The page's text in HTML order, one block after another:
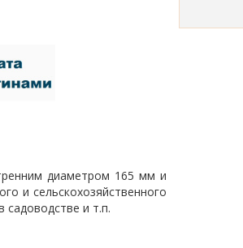
диаметром 165 мм и
и сельскохозяйственного
садоводстве и т.п.